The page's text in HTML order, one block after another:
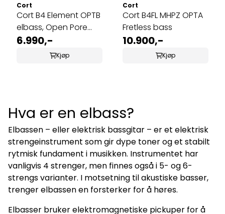
Cort
Cort B4 Element OPTB
elbass, Open Pore
Trans Black
6.990,-
Kjøp
Cort
Cort B4FL MHPZ OPTA
Fretless bass
10.900,-
Kjøp
Hva er en elbass?
Elbassen – eller elektrisk bassgitar – er et elektrisk
strengeinstrument som gir dype toner og et stabilt
rytmisk fundament i musikken. Instrumentet har
vanligvis 4 strenger, men finnes også i 5- og 6-
strengs varianter. I motsetning til akustiske basser,
trenger elbassen en forsterker for å høres.
Elbasser bruker elektromagnetiske pickuper for å